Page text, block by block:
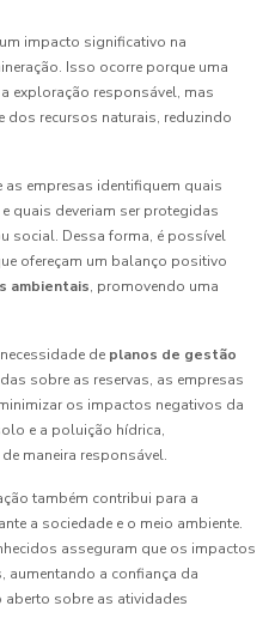
impacto significativo na
Isso ocorre porque uma
exploração responsável, mas
dos recursos naturais, reduzindo
empresas identifiquem quais
quais deveriam ser protegidas
social. Dessa forma, é possível
ofereçam um balanço positivo
ambientais, promovendo uma
de planos de gestão
sobre as reservas, as empresas
os impactos negativos da
e a poluição hídrica,
maneira responsável.
também contribui para a
a sociedade e o meio ambiente.
asseguram que os impactos
aumentando a confiança da
sobre as atividades